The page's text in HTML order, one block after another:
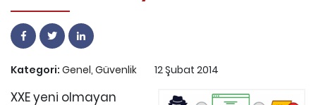
Kategori: Genel, Güvenlik 12 Şubat 2014
XXE yeni olmayan